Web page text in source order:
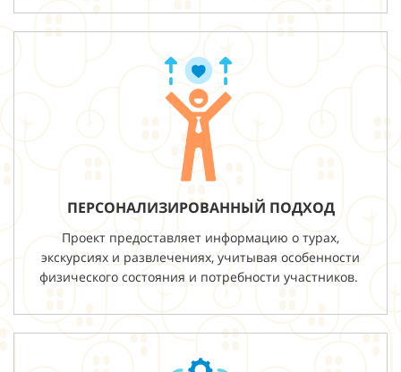
ПЕРСОНАЛИЗИРОВАННЫЙ ПОДХОД
Проект предоставляет информацию о турах,
экскурсиях и развлечениях, учитывая особенности
физического состояния и потребности участников.